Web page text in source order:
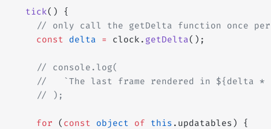
  tick
() {
// only call the getDelta function once
    const
delta = clock. getDelta();
    // console.log(
//   `The last frame rendered in ${delta *
    // );
    for
( const object of this .updatables) {